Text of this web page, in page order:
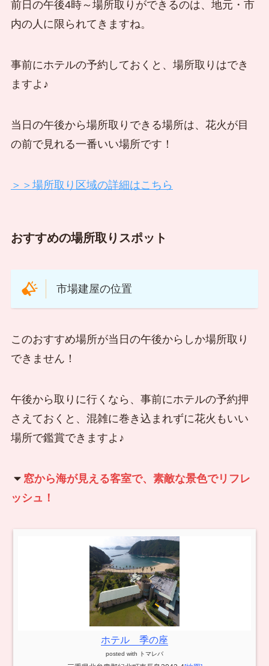
前日の午後4時～場所取りができるのは、地元・市
内の人に限られてきますね。
事前にホテルの予約しておくと、場所取りはでき
ますよ♪
当日の午後から場所取りできる場所は、花火が目
の前で見れる一番いい場所です！
＞＞場所取り区域の詳細はこちら
おすすめの場所取りスポット
市場建屋の位置
このおすすめ場所が当日の午後からしか場所取り
できません！
午後から取りに行くなら、事前にホテルの予約押
さえておくと、混雑に巻き込まれずに花火もいい
場所で鑑賞できますよ♪
窓から海が見える客室で、素敵な景色でリフレ
ッシュ！
ホテル 季の座
posted with トマレバ